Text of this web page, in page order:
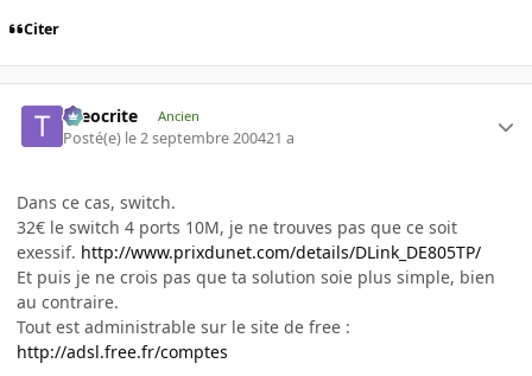
Citer
theocrite Ancien
Posté(e) le 2 septembre 200421 a
Dans ce cas, switch.
32€ le switch 4 ports 10M, je ne trouves pas que ce soit
exessif. http://www.prixdunet.com/details/DLink_DE805TP/
Et puis je ne crois pas que ta solution soie plus simple, bien
au contraire.
Tout est administrable sur le site de free :
http://adsl.free.fr/comptes